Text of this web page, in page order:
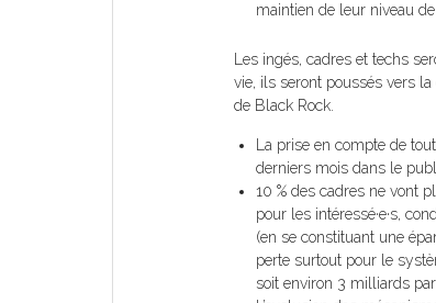
maintien de leur niveau
Les ingés, cadres et techs
vie, ils seront poussés vers
de Black Rock.
La prise en compte de
derniers mois dans le
10 % des cadres ne vont
pour les intéressé·e·s,
(en se constituant une
perte surtout pour le
soit environ 3 milliards par